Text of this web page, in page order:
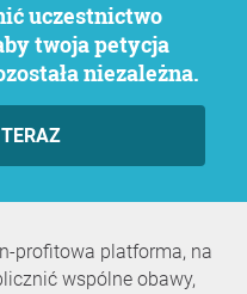
twoja petycja
niezależna.
profitowa platforma, na
wspólne obawy,